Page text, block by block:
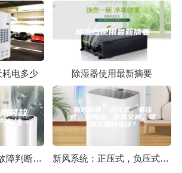
耗电多少 除湿器使用最新摘要
电子防潮箱使用时故障判断及维护方法 新风系统：正压式，负压式，双向流，全热交换，壁挂式如何选择？